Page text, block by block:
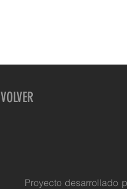
VOLVER
Proyecto desarrollado